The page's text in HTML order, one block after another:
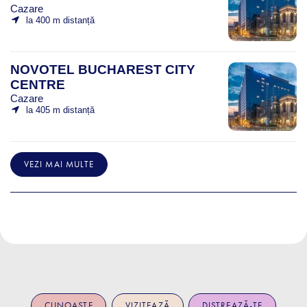
Cazare
la 400 m distanță
NOVOTEL BUCHAREST CITY
CENTRE
Cazare
la 405 m distanță
VEZI MAI MULTE